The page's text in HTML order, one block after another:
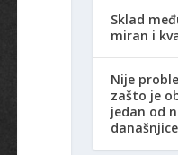
Sklad
miran i
Nije
zašto je
jedan od
današnjice